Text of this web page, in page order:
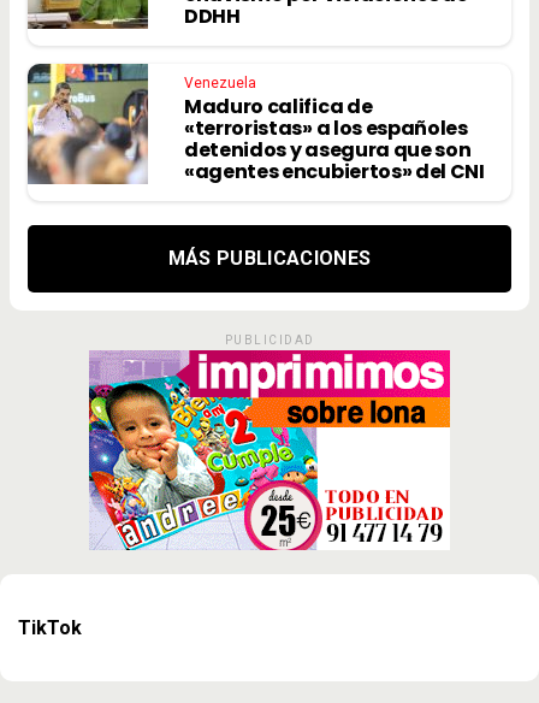
DDHH
Venezuela
Maduro califica de
«terroristas» a los españoles
detenidos y asegura que son
«agentes encubiertos» del CNI
MÁS PUBLICACIONES
PUBLICIDAD
TikTok